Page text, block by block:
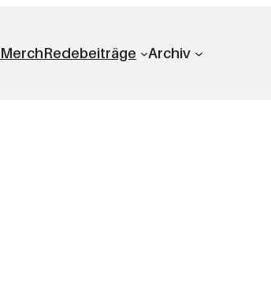
MerchRedebeiträge Archiv